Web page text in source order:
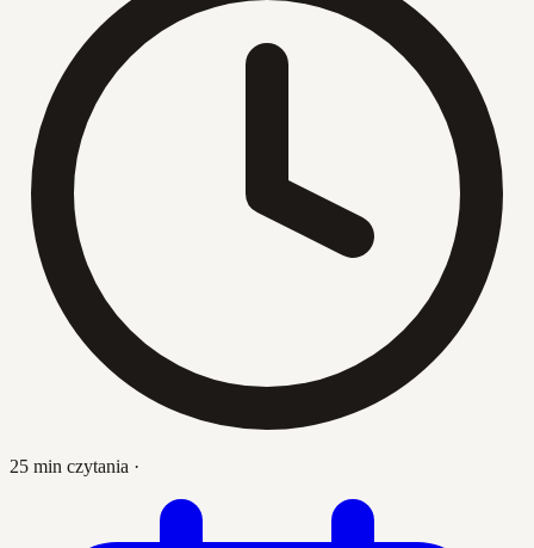
25 min czytania ·